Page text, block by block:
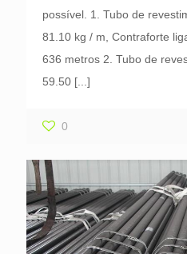
possível. 1. Tubo de
81.10 kg / m, Contraforte
636 metros 2. Tubo de
59.50 [...]
0